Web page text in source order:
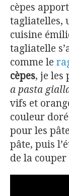
cèpes
tagliatelles,
cuisine
tagliatelle
comme le
cèpes, je les
a pasta
vifs et
couleur
pour les
pâte, puis
de la couper